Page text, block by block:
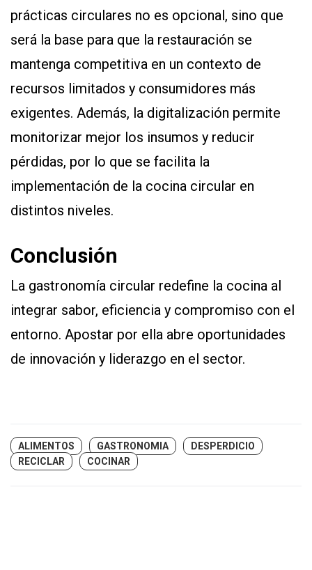
prácticas circulares no es opcional, sino que
será la base para que la restauración se
mantenga competitiva en un contexto de
recursos limitados y consumidores más
exigentes. Además, la digitalización permite
monitorizar mejor los insumos y reducir
pérdidas, por lo que se facilita la
implementación de la cocina circular en
distintos niveles.
Conclusión
La gastronomía circular redefine la cocina al
integrar sabor, eficiencia y compromiso con el
entorno. Apostar por ella abre oportunidades
de innovación y liderazgo en el sector.
ALIMENTOS GASTRONOMIA
DESPERDICIO
RECICLAR
COCINAR